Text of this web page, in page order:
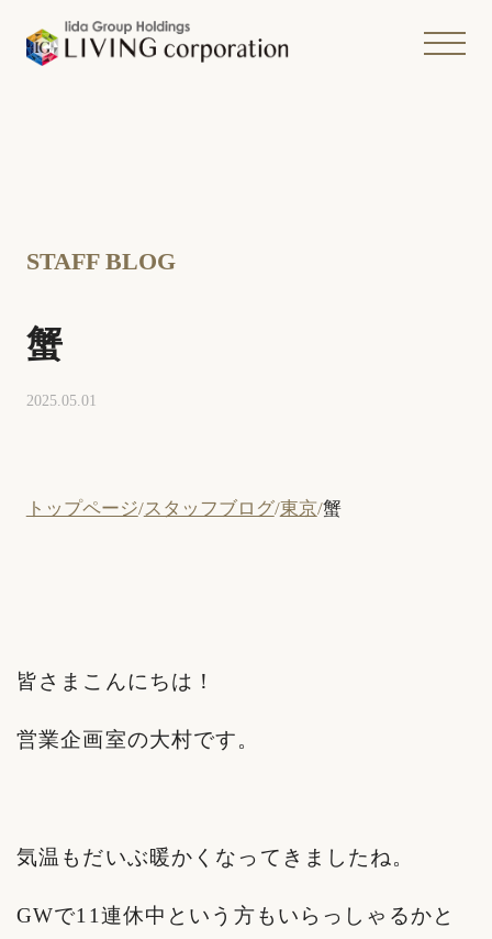
STAFF BLOG
蟹
2025.05.01
トップページ スタッフブログ 東京 蟹
皆さまこんにちは！
営業企画室の大村です。
気温もだいぶ暖かくなってきましたね。
GWで11連休中という方もいらっしゃるかと